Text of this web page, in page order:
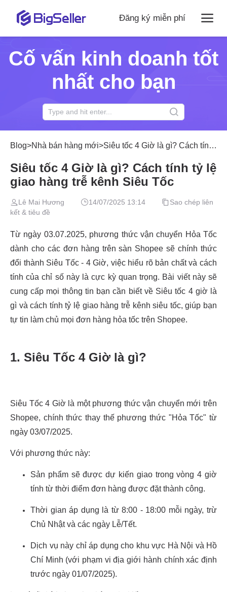
Đăng ký miễn phí
Cố vấn kinh doanh tốt
nhất cho bạn
Blog>Nhà bán hàng mới>Siêu tốc 4 Giờ là gì? Cách tính tỷ lệ giao hàng trễ kênh Siêu Tốc
Siêu tốc 4 Giờ là gì? Cách tính tỷ lệ
giao hàng trễ kênh Siêu Tốc
Lê Mai Hương 14/07/2025 13:14
Sao chép liên
kết & tiêu đề